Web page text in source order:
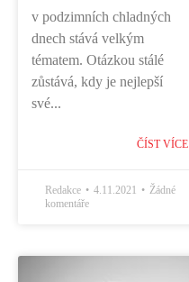
v podzimních chladných
dnech stává velkým
tématem. Otázkou stálé
zůstává, kdy je nejlepší
své...
ČÍST VÍCE
Redakce 4.11.2021
Žádné
komentáře